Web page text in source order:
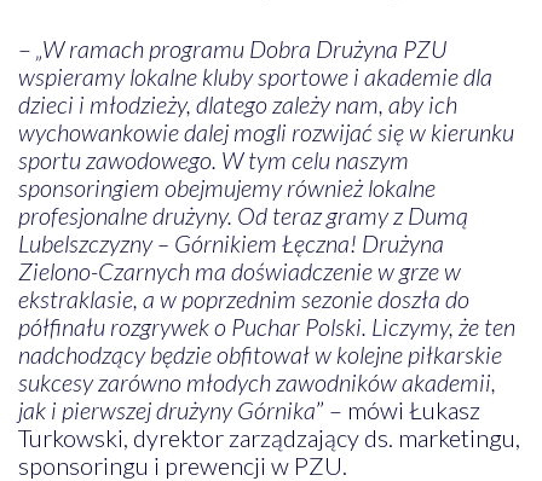
– „W ramach programu Dobra Drużyna PZU
wspieramy lokalne kluby sportowe i akademie dla
dzieci i młodzieży, dlatego zależy nam, aby ich
wychowankowie dalej mogli rozwijać się w kierunku
sportu zawodowego. W tym celu naszym
sponsoringiem obejmujemy również lokalne
profesjonalne drużyny. Od teraz gramy z Dumą
Lubelszczyzny – Górnikiem Łęczna! Drużyna
Zielono-Czarnych ma doświadczenie w grze w
ekstraklasie, a w poprzednim sezonie doszła do
półfinału rozgrywek o Puchar Polski. Liczymy, że ten
nadchodzący będzie obfitował w kolejne piłkarskie
sukcesy zarówno młodych zawodników akademii,
jak i pierwszej drużyny Górnika” – mówi Łukasz
Turkowski, dyrektor zarządzający ds. marketingu,
sponsoringu i prewencji w PZU.